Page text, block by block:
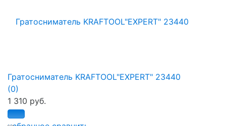
Гратосниматель KRAFTOOL"EXPERT" 23440
(0)
1 310 руб.